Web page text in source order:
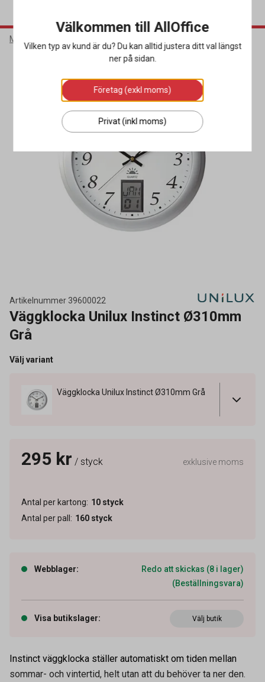
Möbler & Inredning
Artikelnummer 39600022
Väggklocka Unilux Instinct Ø310mm
Grå
Välj variant
Väggklocka Unilux Instinct Ø310mm Grå
295 kr / styck exklusive moms
Antal per kartong: 10 styck
Antal per pall : 160 styck
Webblager:
Redo att skickas (8 i lager)
(Beställningsvara)
Visa butikslager: Välj butik
Instinct väggklocka ställer automatiskt om tiden mellan
sommar- och vintertid, helt utan att du behöver ta ner den.
Välkommen till AllOffice
Vilken typ av kund är du? Du kan alltid justera ditt val längst
ner på sidan.
Företag (exkl moms)
Privat (inkl moms)